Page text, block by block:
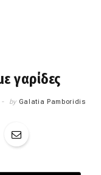
γαρίδες
by Galatia Pamboridis